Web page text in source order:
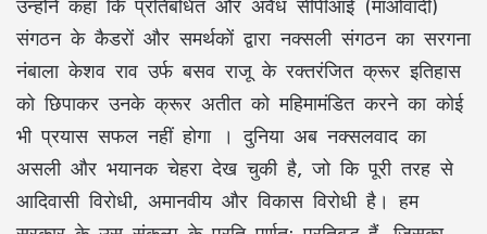
संगठन के कैडरों और समर्थकों द्वारा नक्सली संगठन का सरगना
नंबाला केशव राव उर्फ बसव राजू के रक्तरंजित क्रूर इतिहास
को छिपाकर उनके क्रूर अतीत को महिमामंडित करने का कोई
भी प्रयास सफल नहीं होगा । दुनिया अब नक्सलवाद का
असली और भयानक चेहरा देख चुकी है, जो कि पूरी तरह से
आदिवासी विरोधी, अमानवीय और विकास विरोधी है। हम